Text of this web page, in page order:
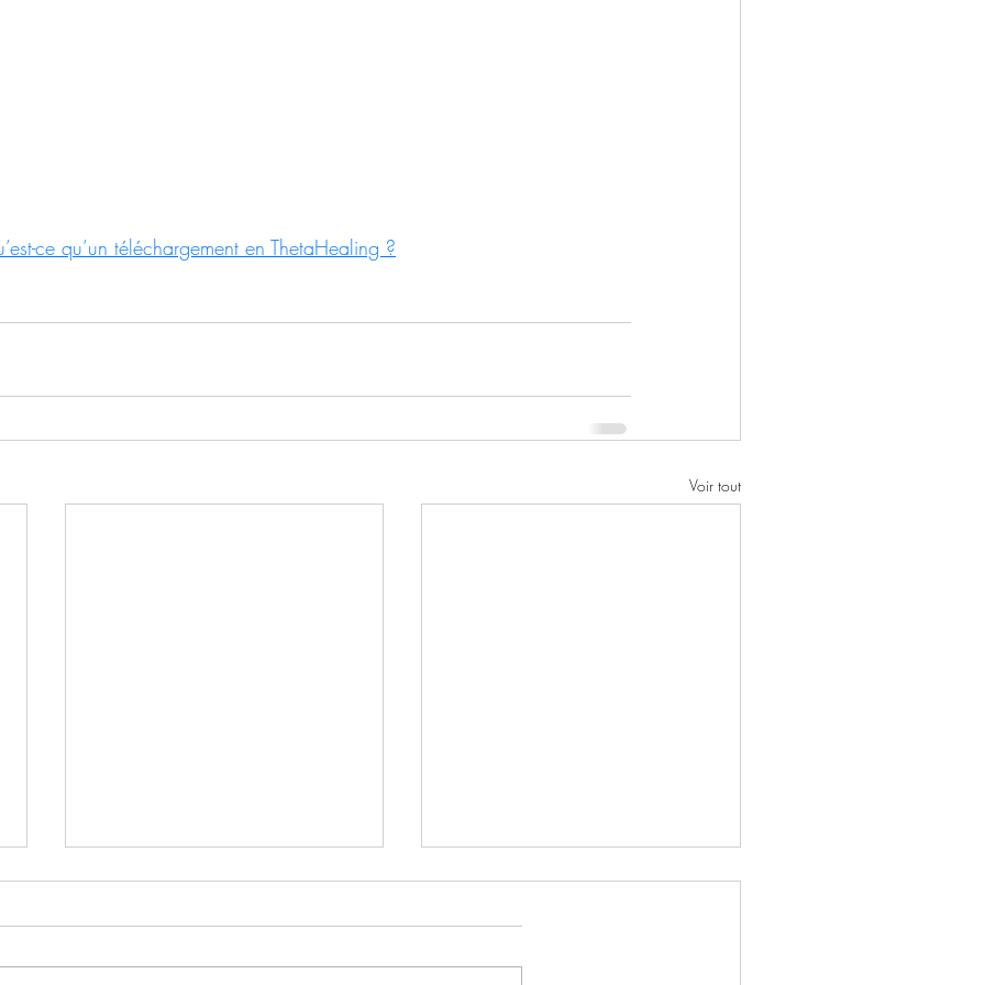
ce qu’un téléchargement en ThetaHealing ?
Voir tout